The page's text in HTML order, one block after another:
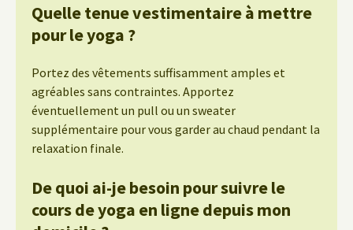
Quelle tenue vestimentaire à mettre
pour le yoga ?
Portez des vêtements suffisamment amples et
agréables sans contraintes. Apportez
éventuellement un pull ou un sweater
supplémentaire pour vous garder au chaud pendant la
relaxation finale.
De quoi ai-je besoin pour suivre le
cours de yoga en ligne depuis mon